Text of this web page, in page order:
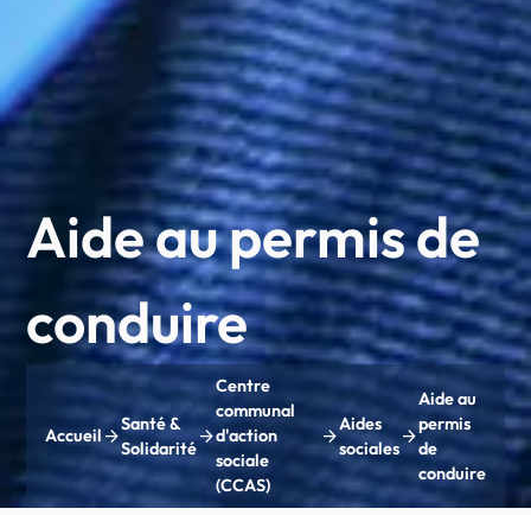
Accueilarrow_forward
Santé &
Solidaritéarrow_forward
Centre
communal
d'action
sociale
(CCAS)
arrow_forward
Aides
socialesarrow_forward
Aide au
permis
de
conduire
Aide au permis de
conduire